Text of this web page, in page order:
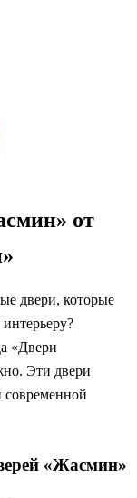
от
двери, которые
«Двери
Эти двери
современной
«Жасмин»